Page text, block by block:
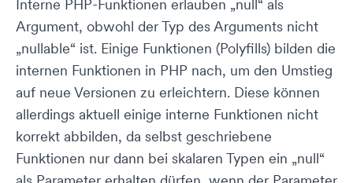
Interne PHP-Funktionen erlauben „null“ als
Argument, obwohl der Typ des Arguments nicht
„nullable“ ist. Einige Funktionen (Polyfills) bilden die
internen Funktionen in PHP nach, um den Umstieg
auf neue Versionen zu erleichtern. Diese können
allerdings aktuell einige interne Funktionen nicht
korrekt abbilden, da selbst geschriebene
Funktionen nur dann bei skalaren Typen ein „null“